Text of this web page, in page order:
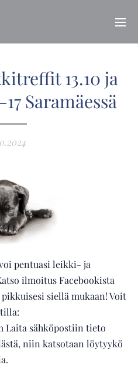
13.10 ja
Saramäessä
pentuasi leikki- ja
ilmoitus Facebookista
siellä mukaan! Voit
Laita sähköpostiin tieto
niin katsotaan löytyykö